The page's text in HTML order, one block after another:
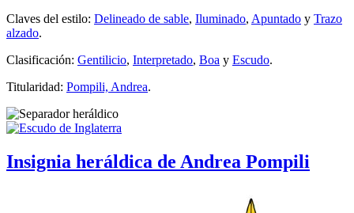
Claves del estilo: Delineado de sable, Iluminado, Apuntado y Trazo
alzado.
Clasificación: Gentilicio, Interpretado, Boa y Escudo.
Titularidad: Pompili, Andrea.
Insignia heráldica de Andrea Pompili